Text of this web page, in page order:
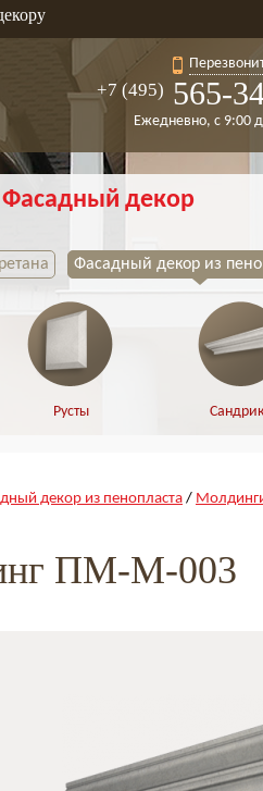
+7 (495) 565-
Ежедневно, с 9:00
Фасадный декор
Фасадный декор из
Русты
декор из пенопласта /
ПМ-М-003